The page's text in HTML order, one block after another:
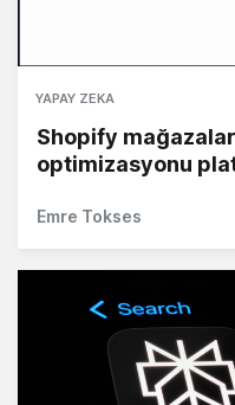
YAPAY ZEKA
Shopify
optimizasyonu
Emre Tokses